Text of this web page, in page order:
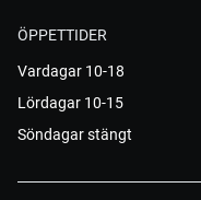
ÖPPETTIDER
Vardagar 10-18
Lördagar 10-15
Söndagar stängt